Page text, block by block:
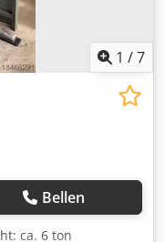
1 /7
Bellen
ca. 6 ton